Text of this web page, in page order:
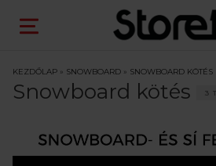
KEZDŐLAP » SNOWBOARD » SNOWBOARD KÖTÉS
Snowboard kötés 3